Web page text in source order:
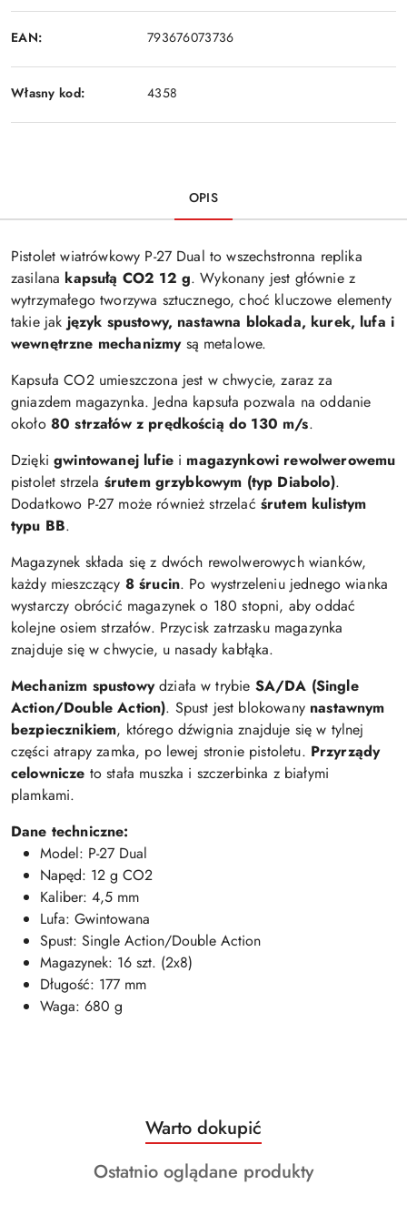
EAN: 793676073736
Własny kod: 4358
OPIS
Pistolet wiatrówkowy P-27 Dual to wszechstronna replika
zasilana kapsułą CO2 12 g. Wykonany jest głównie z
wytrzymałego tworzywa sztucznego, choć kluczowe elementy
takie jak język spustowy, nastawna blokada, kurek, lufa i
wewnętrzne mechanizmysą metalowe.
Kapsuła CO2 umieszczona jest w chwycie, zaraz za
gniazdem magazynka. Jedna kapsuła pozwala na oddanie
około 80 strzałów z prędkością do 130 m/s.
Dziękigwintowanej lufiei magazynkowi rewolwerowemu
pistolet strzela śrutem grzybkowym (typ Diabolo).
Dodatkowo P-27 może również strzelać śrutem kulistym
typu BB.
Magazynek składa się z dwóch rewolwerowych wianków,
każdy mieszczący 8 śrucin. Po wystrzeleniu jednego wianka
wystarczy obrócić magazynek o 180 stopni, aby oddać
kolejne osiem strzałów. Przycisk zatrzasku magazynka
znajduje się w chwycie, u nasady kabłąka.
Mechanizm spustowydziała w trybie SA/DA (Single
Action/Double Action). Spust jest blokowany nastawnym
bezpiecznikiem, którego dźwignia znajduje się w tylnej
części atrapy zamka, po lewej stronie pistoletu. Przyrządy
celownicze to stała muszka i szczerbinka z białymi
plamkami.
Dane techniczne:
Model: P-27 Dual
Napęd: 12 g CO2
Kaliber: 4,5 mm
Lufa: Gwintowana
Spust: Single Action/Double Action
Magazynek: 16 szt. (2x8)
Długość: 177 mm
Waga: 680 g
Pomiń karuzelę produktów
Produkty
o
statusie:
Warto dokupić
Produkty
Ostatnio oglądane produkty